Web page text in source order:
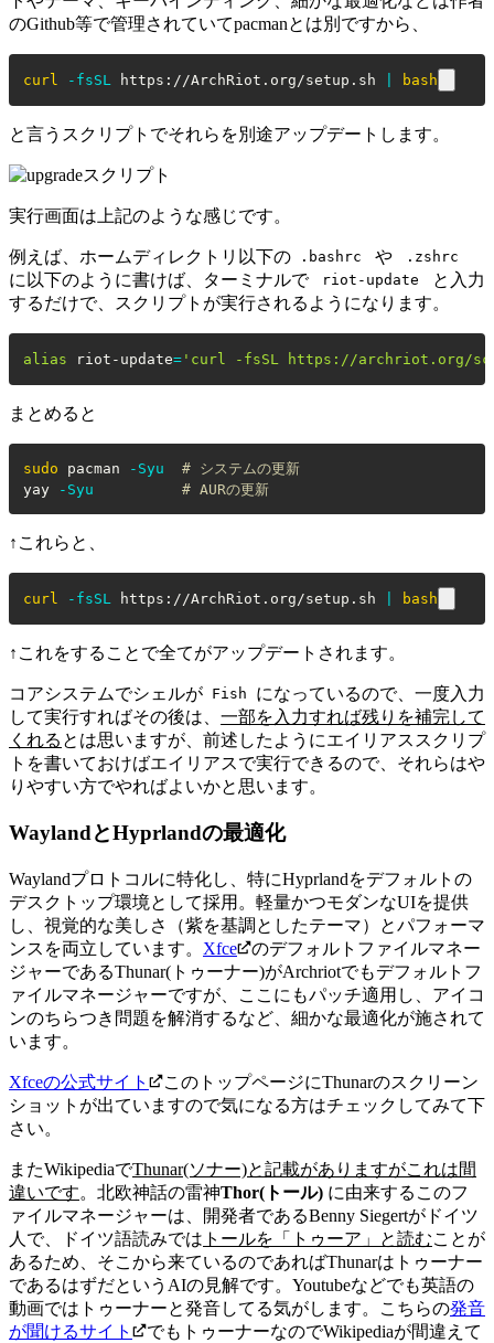
のGithub等で管理されていてpacmanとは別ですから、
curl -fsSL https://ArchRiot.org/setup.sh bash
と言うスクリプトでそれらを別途アップデートします。
実行画面は上記のような感じです。
例えば、ホームディレクトリ以下の .bashrc や .zshrc
に以下のように書けば、ターミナルで riot-update
と入力
するだけで、スクリプトが実行されるようになります。
alias riot-update= 'curl -fsSL https://archriot.org/
まとめると
sudo pacman -Syu
# システムの更新
yay
-Syu # AURの更新
↑これらと、
curl -fsSL https://ArchRiot.org/setup.sh bash
↑これをすることで全てがアップデートされます。
コアシステムでシェルが Fish
になっているので、一度入力
して実行すればその後は、 一部を入力すれば残りを補完して
くれる とは思いますが、前述したようにエイリアススクリプ
トを書いておけばエイリアスで実行できるので、それらはや
りやすい方でやればよいかと思います。
WaylandとHyprlandの最適化
Waylandプロトコルに特化し、特にHyprlandをデフォルトの
デスクトップ環境として採用。軽量かつモダンなUIを提供
し、視覚的な美しさ（紫を基調としたテーマ）とパフォーマ
ンスを両立しています。 Xfce
のデフォルトファイルマネー
ジャーであるThunar(トゥーナー)がArchriotでもデフォルトフ
ァイルマネージャーですが、ここにもパッチ適用し、アイコ
ンのちらつき問題を解消するなど、細かな最適化が施されて
います。
Xfceの公式サイト
このトップページにThunarのスクリーン
ショットが出ていますので気になる方はチェックしてみて下
さい。
またWikipediaでThunar(ソナー)と記載がありますがこれは間
違いです。 北欧神話の雷神Thor(トール) に由来するこのフ
ァイルマネージャーは、開発者であるBenny Siegertがドイツ
人で、ドイツ語読みでは トールを「トゥーア」と読むことが
あるため、そこから来ているのであればThunarはトゥーナー
であるはずだというAIの見解です。 Youtubeなどでも英語の
動画ではトゥーナーと発音してる気がします。こちらの発音
が聞けるサイト
でもトゥーナーなのでWikipediaが間違えて